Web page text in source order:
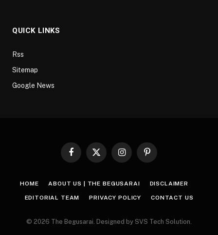
QUICK LINKS
Rss
Sitemap
Google News
Facebook
X
InstagramPinterest
HOME ABOUT US | THE BEGUSARAI DISCLAIMER
EDITORIAL TEAM PRIVACY POLICY CONTACT US
© 2026 The Begusarai. Designed by SVS Tech Solution.